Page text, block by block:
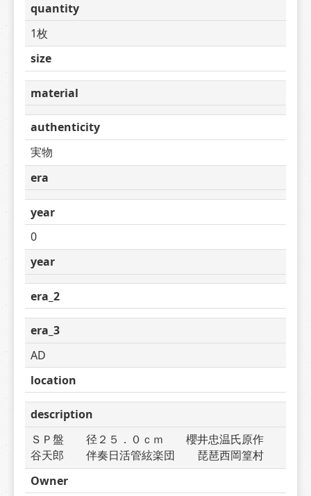
quantity
1枚
size
material
authenticity
実物
era
year
0
year
era_2
era_3
AD
location
description
ＳＰ盤　　径２５．０ｃｍ　　櫻井忠温氏原作
谷天郎　　伴奏日活管絃楽団　　琵琶西岡篁村
Owner